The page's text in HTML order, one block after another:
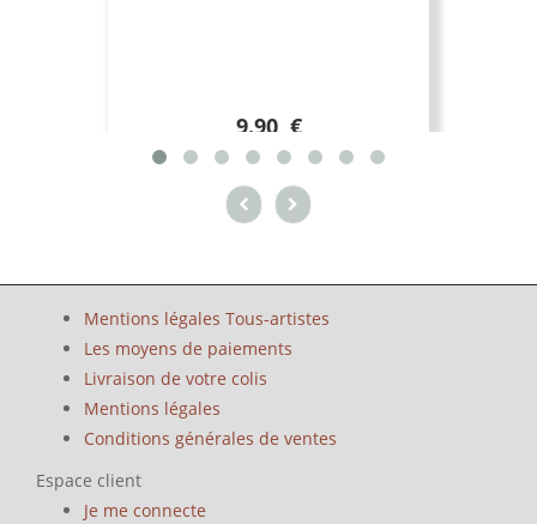
9.90 €
Mentions légales Tous-artistes
Les moyens de paiements
Livraison de votre colis
Mentions légales
Conditions générales de ventes
Espace client
Je me connecte